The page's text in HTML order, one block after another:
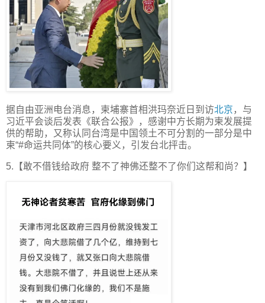
据自由亚洲电台消息，柬埔寨首相洪玛奈近日到访北京，与
习近平会谈后发表《联合公报》，感谢中方长期为柬发展提
供的帮助，又称认同台湾是中国领土不可分割的一部分是中
柬“#命运共同体”的核心要义，引发台北抨击。
5.【敢不借钱给政府 整不了神佛还整不了你们这帮和尚？】